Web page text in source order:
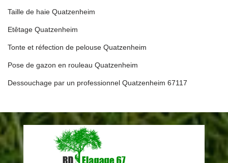
Taille de haie Quatzenheim
Etêtage Quatzenheim
Tonte et réfection de pelouse Quatzenheim
Pose de gazon en rouleau Quatzenheim
Dessouchage par un professionnel Quatzenheim 67117